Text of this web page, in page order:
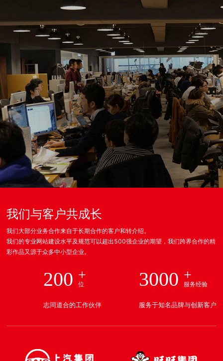
我们与客户共成长
我们大部分业务合作来自于长期合作的客户和转介绍。
我们的专业网站建设水平及规范可以超出500强企业的期望，我们跨界合作的精
彩作品⼜源于众多中小型企业。
200 位
志同道合的工作伙伴
3000 服务经验
服务于知名品牌与创新客户
400-138-6990